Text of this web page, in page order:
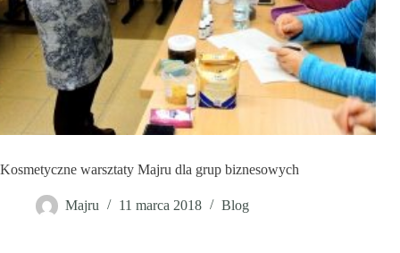
Kosmetyczne warsztaty Majru dla grup biznesowych
Majru 11 marca 2018 Blog